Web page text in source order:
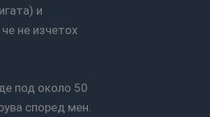
и
не изчетох
според мен.